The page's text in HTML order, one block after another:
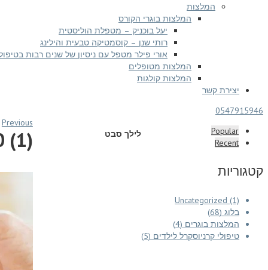
המלצות
המלצות בוגרי הקורס
יעל בוכניק – מטפלת הוליסטית
רותי שנן – קוסמטיקה טבעית והילינג
אורי פילר מטפל עם ניסיון של שנים רבות
המלצות מטופלים
המלצות קולגות
יצירת קשר
0547915946
Previous
(1)
Popular
Recent
קטגוריות
Uncategorized (1)
בלוג (68)
המלצות בוגרים (4)
טיפולי קרניוסקרל לילדים (5)
לילך סבט